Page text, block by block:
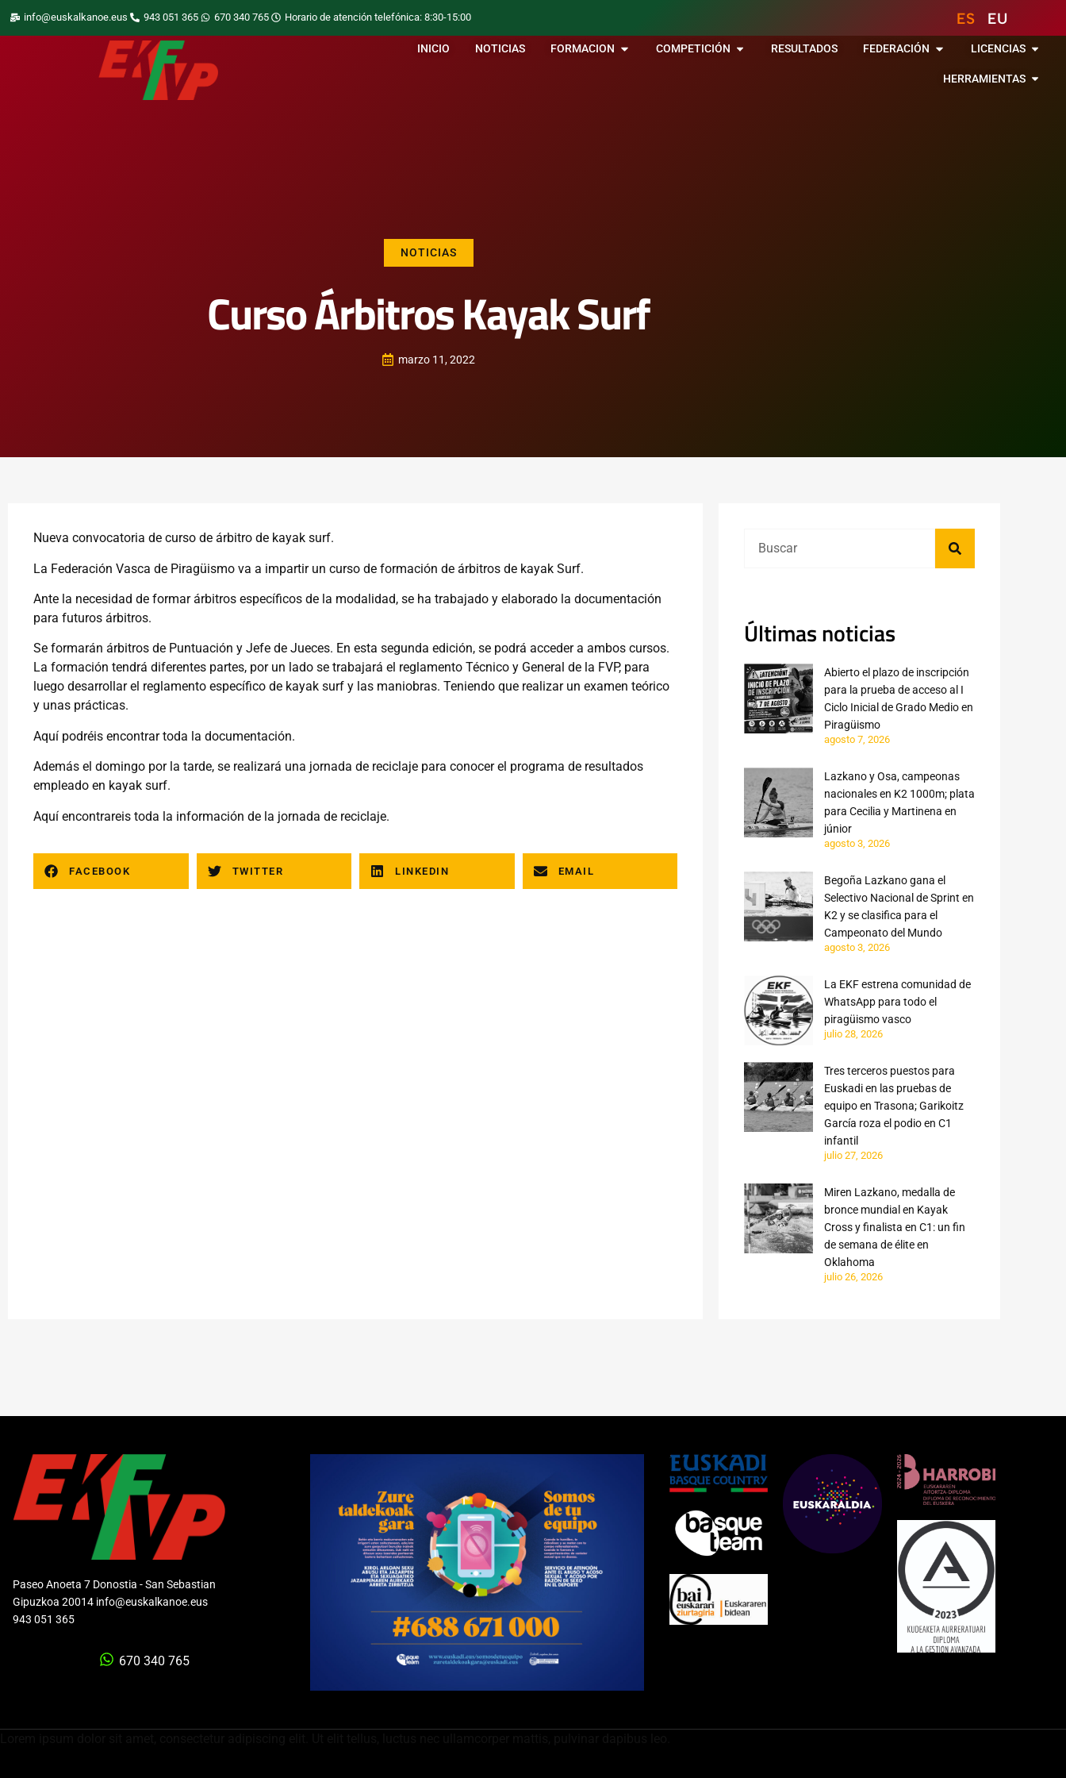
info@euskalkanoe.eus 943 051 365 670 340 765 Horario de atención telefónica: 8:30-15:00 ES EU
INICIO NOTICIAS FORMACION COMPETICIÓN RESULTADOS FEDERACIÓN LICENCIAS
HERRAMIENTAS
NOTICIAS
Curso Árbitros Kayak Surf
marzo 11, 2022
Nueva convocatoria de curso de árbitro de kayak surf.
La Federación Vasca de Piragüismo va a impartir un curso de formación de árbitros de kayak Surf.
Ante la necesidad de formar árbitros específicos de la modalidad, se ha trabajado y elaborado la documentación
para futuros árbitros.
Se formarán árbitros de Puntuación y Jefe de Jueces. En esta segunda edición, se podrá acceder a ambos cursos.
La formación tendrá diferentes partes, por un lado se trabajará el reglamento Técnico y General de la FVP, para
luego desarrollar el reglamento específico de kayak surf y las maniobras. Teniendo que realizar un examen teórico
y unas prácticas.
Aquí podréis encontrar toda la documentación.
Además el domingo por la tarde, se realizará una jornada de reciclaje para conocer el programa de resultados
empleado en kayak surf.
Aquí encontrareis toda la información de la jornada de reciclaje.
FACEBOOK TWITTER LINKEDIN EMAIL
Últimas noticias
Abierto el plazo de inscripción
para la prueba de acceso al I
Ciclo Inicial de Grado Medio en
Piragüismo
agosto 7, 2026
Lazkano y Osa, campeonas
nacionales en K2 1000m; plata
para Cecilia y Martinena en
júnior
agosto 3, 2026
Begoña Lazkano gana el
Selectivo Nacional de Sprint en
K2 y se clasifica para el
Campeonato del Mundo
agosto 3, 2026
La EKF estrena comunidad de
WhatsApp para todo el
piragüismo vasco
julio 28, 2026
Tres terceros puestos para
Euskadi en las pruebas de
equipo en Trasona; Garikoitz
García roza el podio en C1
infantil
julio 27, 2026
Miren Lazkano, medalla de
bronce mundial en Kayak
Cross y finalista en C1: un fin
de semana de élite en
Oklahoma
julio 26, 2026
Paseo Anoeta 7 Donostia - San Sebastian
Gipuzkoa 20014 info@euskalkanoe.eus
943 051 365
670 340 765